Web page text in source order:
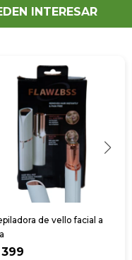
INTERESAR
de vello facial a
399